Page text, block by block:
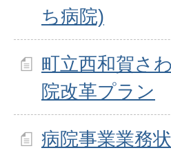
ち病院)
町立西和賀さ
院改革プラン
病院事業業務